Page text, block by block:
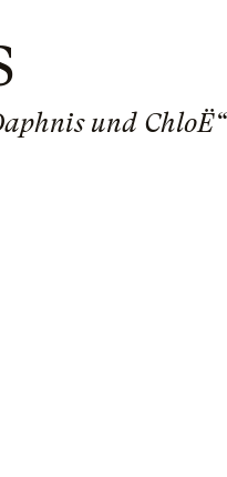
und ChloË“